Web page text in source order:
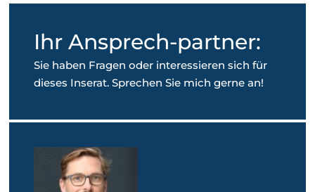
Ihr Ansprech-partner:
Sie haben Fragen oder interessieren sich für
dieses Inserat. Sprechen Sie mich gerne an!